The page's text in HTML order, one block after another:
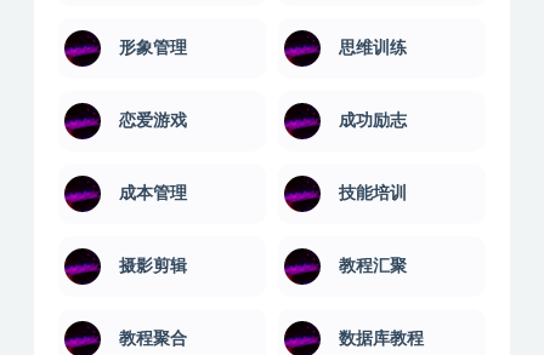
形象管理 思维训练
恋爱游戏 成功励志
成本管理 技能培训
摄影剪辑 教程汇聚
教程聚合 数据库教程